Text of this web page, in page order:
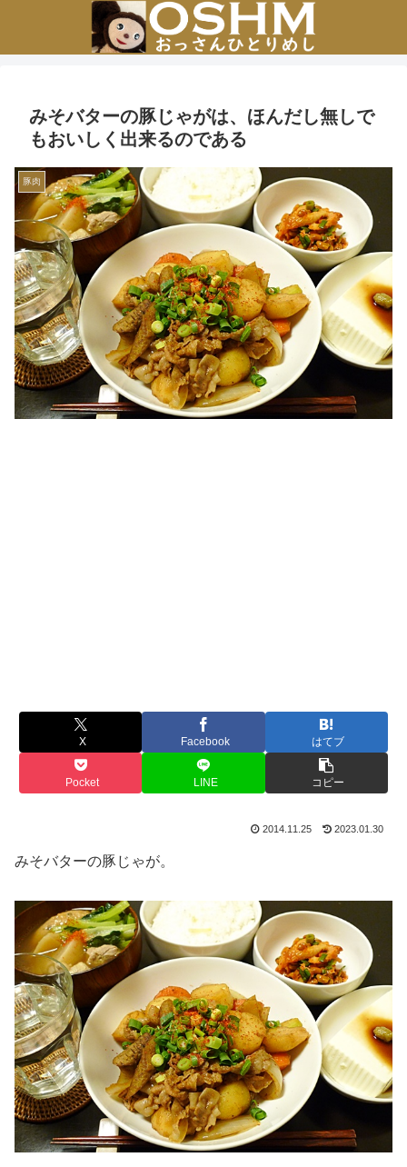
みそバターの豚じゃがは、ほんだし無しで
もおいしく出来るのである
豚肉
X Facebook はてブ
Pocket LINE コピー
2014.11.25 2023.01.30
みそバターの豚じゃが。